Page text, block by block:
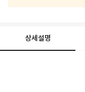
상세설명